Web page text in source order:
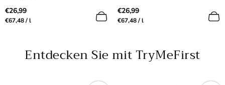
Regulärer
Preis
€26,99
Preis
€67,48/pro
l
Regulärer
Preis
€26,99
Preis
€67,48/pro
l
Entdecken Sie mit TryMeFirst